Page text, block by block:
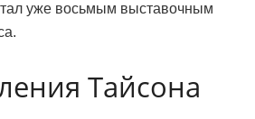
уже восьмым выставочным
Тайсона